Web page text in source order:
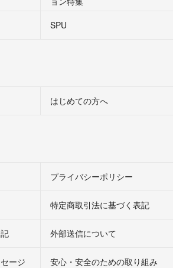
SPU
はじめての方へ
プライバシーポリシー
特定商取引法に基づく表記
外部送信について
ージ 安心・安全のための取り組み